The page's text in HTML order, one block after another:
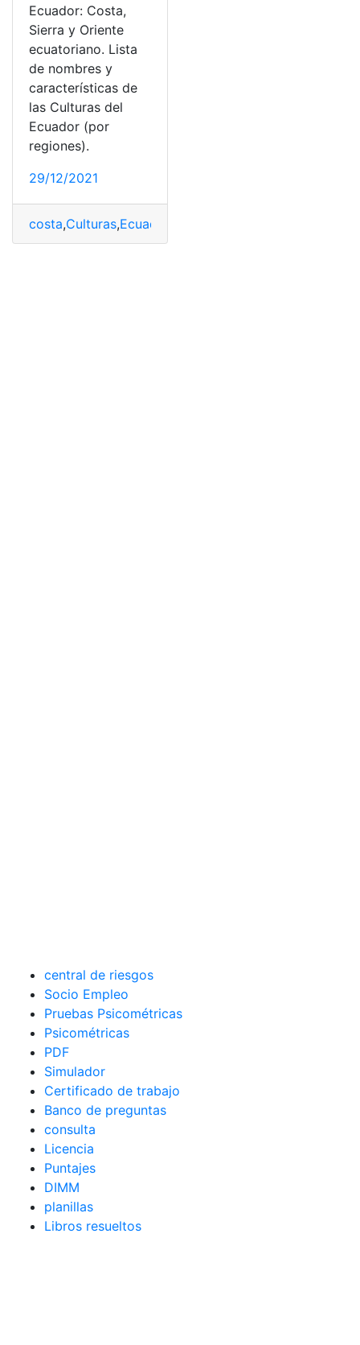
Ecuador: Costa,
Sierra y Oriente
ecuatoriano. Lista
de nombres y
características de
las Culturas del
Ecuador (por
regiones).
29/12/2021
costa,Culturas,Ecuador
central de riesgos
Socio Empleo
Pruebas Psicométricas
Psicométricas
PDF
Simulador
Certificado de trabajo
Banco de preguntas
consulta
Licencia
Puntajes
DIMM
planillas
Libros resueltos